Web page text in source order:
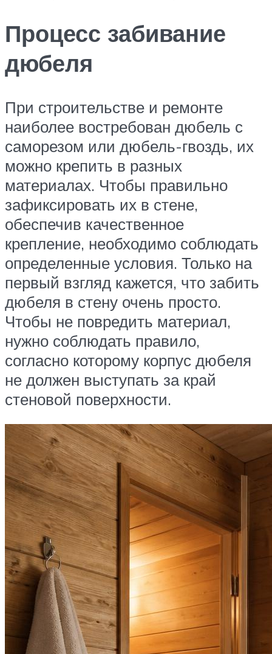
Процесс забивание
дюбеля
При строительстве и ремонте
наиболее востребован дюбель с
саморезом или дюбель-гвоздь, их
можно крепить в разных
материалах. Чтобы правильно
зафиксировать их в стене,
обеспечив качественное
крепление, необходимо соблюдать
определенные условия. Только на
первый взгляд кажется, что забить
дюбеля в стену очень просто.
Чтобы не повредить материал,
нужно соблюдать правило,
согласно которому корпус дюбеля
не должен выступать за край
стеновой поверхности.